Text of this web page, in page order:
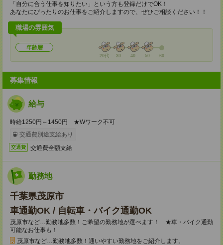
「自分に合う仕事を知りたい」という方も登録だけでOK！
あなたにぴったりのお仕事をご紹介しますので、ぜひご相談ください！！
職場の雰囲気
年齢層
20代 30 40 50 60
募集情報
給与
時給1250円～1450円 ★Wワーク不可
交通費別途支給あり
交通費 交通費全額支給
勤務地
千葉県茂原市
車通勤OK / 自転車・バイク通勤OK
茂原市など…勤務地多数！ご希望の勤務地が選べます！ ★車・バイク通勤
可能なお仕事も！
茂原市など…勤務地多数！通いやすい勤務地をご紹介します。